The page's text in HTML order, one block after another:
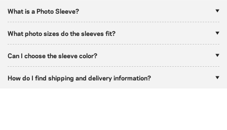
What is a Photo Sleeve?
What photo sizes do the sleeves fit?
Can I choose the sleeve color?
How do I find shipping and delivery information?